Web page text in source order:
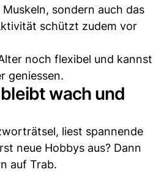
sondern auch das
schützt zudem vor
noch flexibel und kannst
geniessen.
wach und
liest spannende
neue Hobbys aus? Dann
auf Trab.